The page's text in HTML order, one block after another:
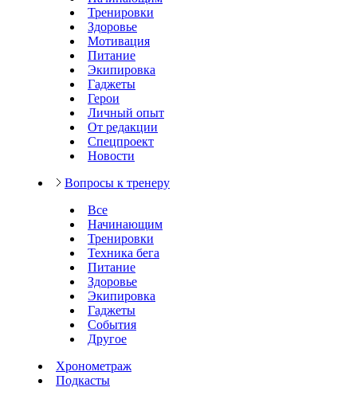
Тренировки
Здоровье
Мотивация
Питание
Экипировка
Гаджеты
Герои
Личный опыт
От редакции
Спецпроект
Новости
Вопросы к тренеру
Все
Начинающим
Тренировки
Техника бега
Питание
Здоровье
Экипировка
Гаджеты
События
Другое
Хронометраж
Подкасты